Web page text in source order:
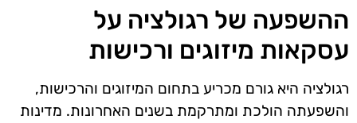
ההשפעה של רגולציה על
עסקאות מיזוגים ורכישות
רגולציה היא גורם מכריע בתחום המיזוגים והרכישות,
והשפעתה הולכת ומתרקמת בשנים האחרונות. מדינות